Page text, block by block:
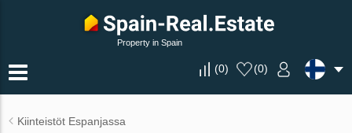
Property in Spain
(0) (0)
Kiinteistöt Espanjassa